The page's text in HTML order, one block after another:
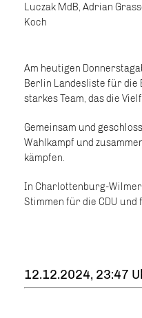
Luczak MdB, Adrian
Koch
Am heutigen
Berlin Landesliste für die
starkes Team, das die
Gemeinsam und
Wahlkampf und
kämpfen.
In Charlottenburg-
Stimmen für die CDU
12.12.2024, 23:47